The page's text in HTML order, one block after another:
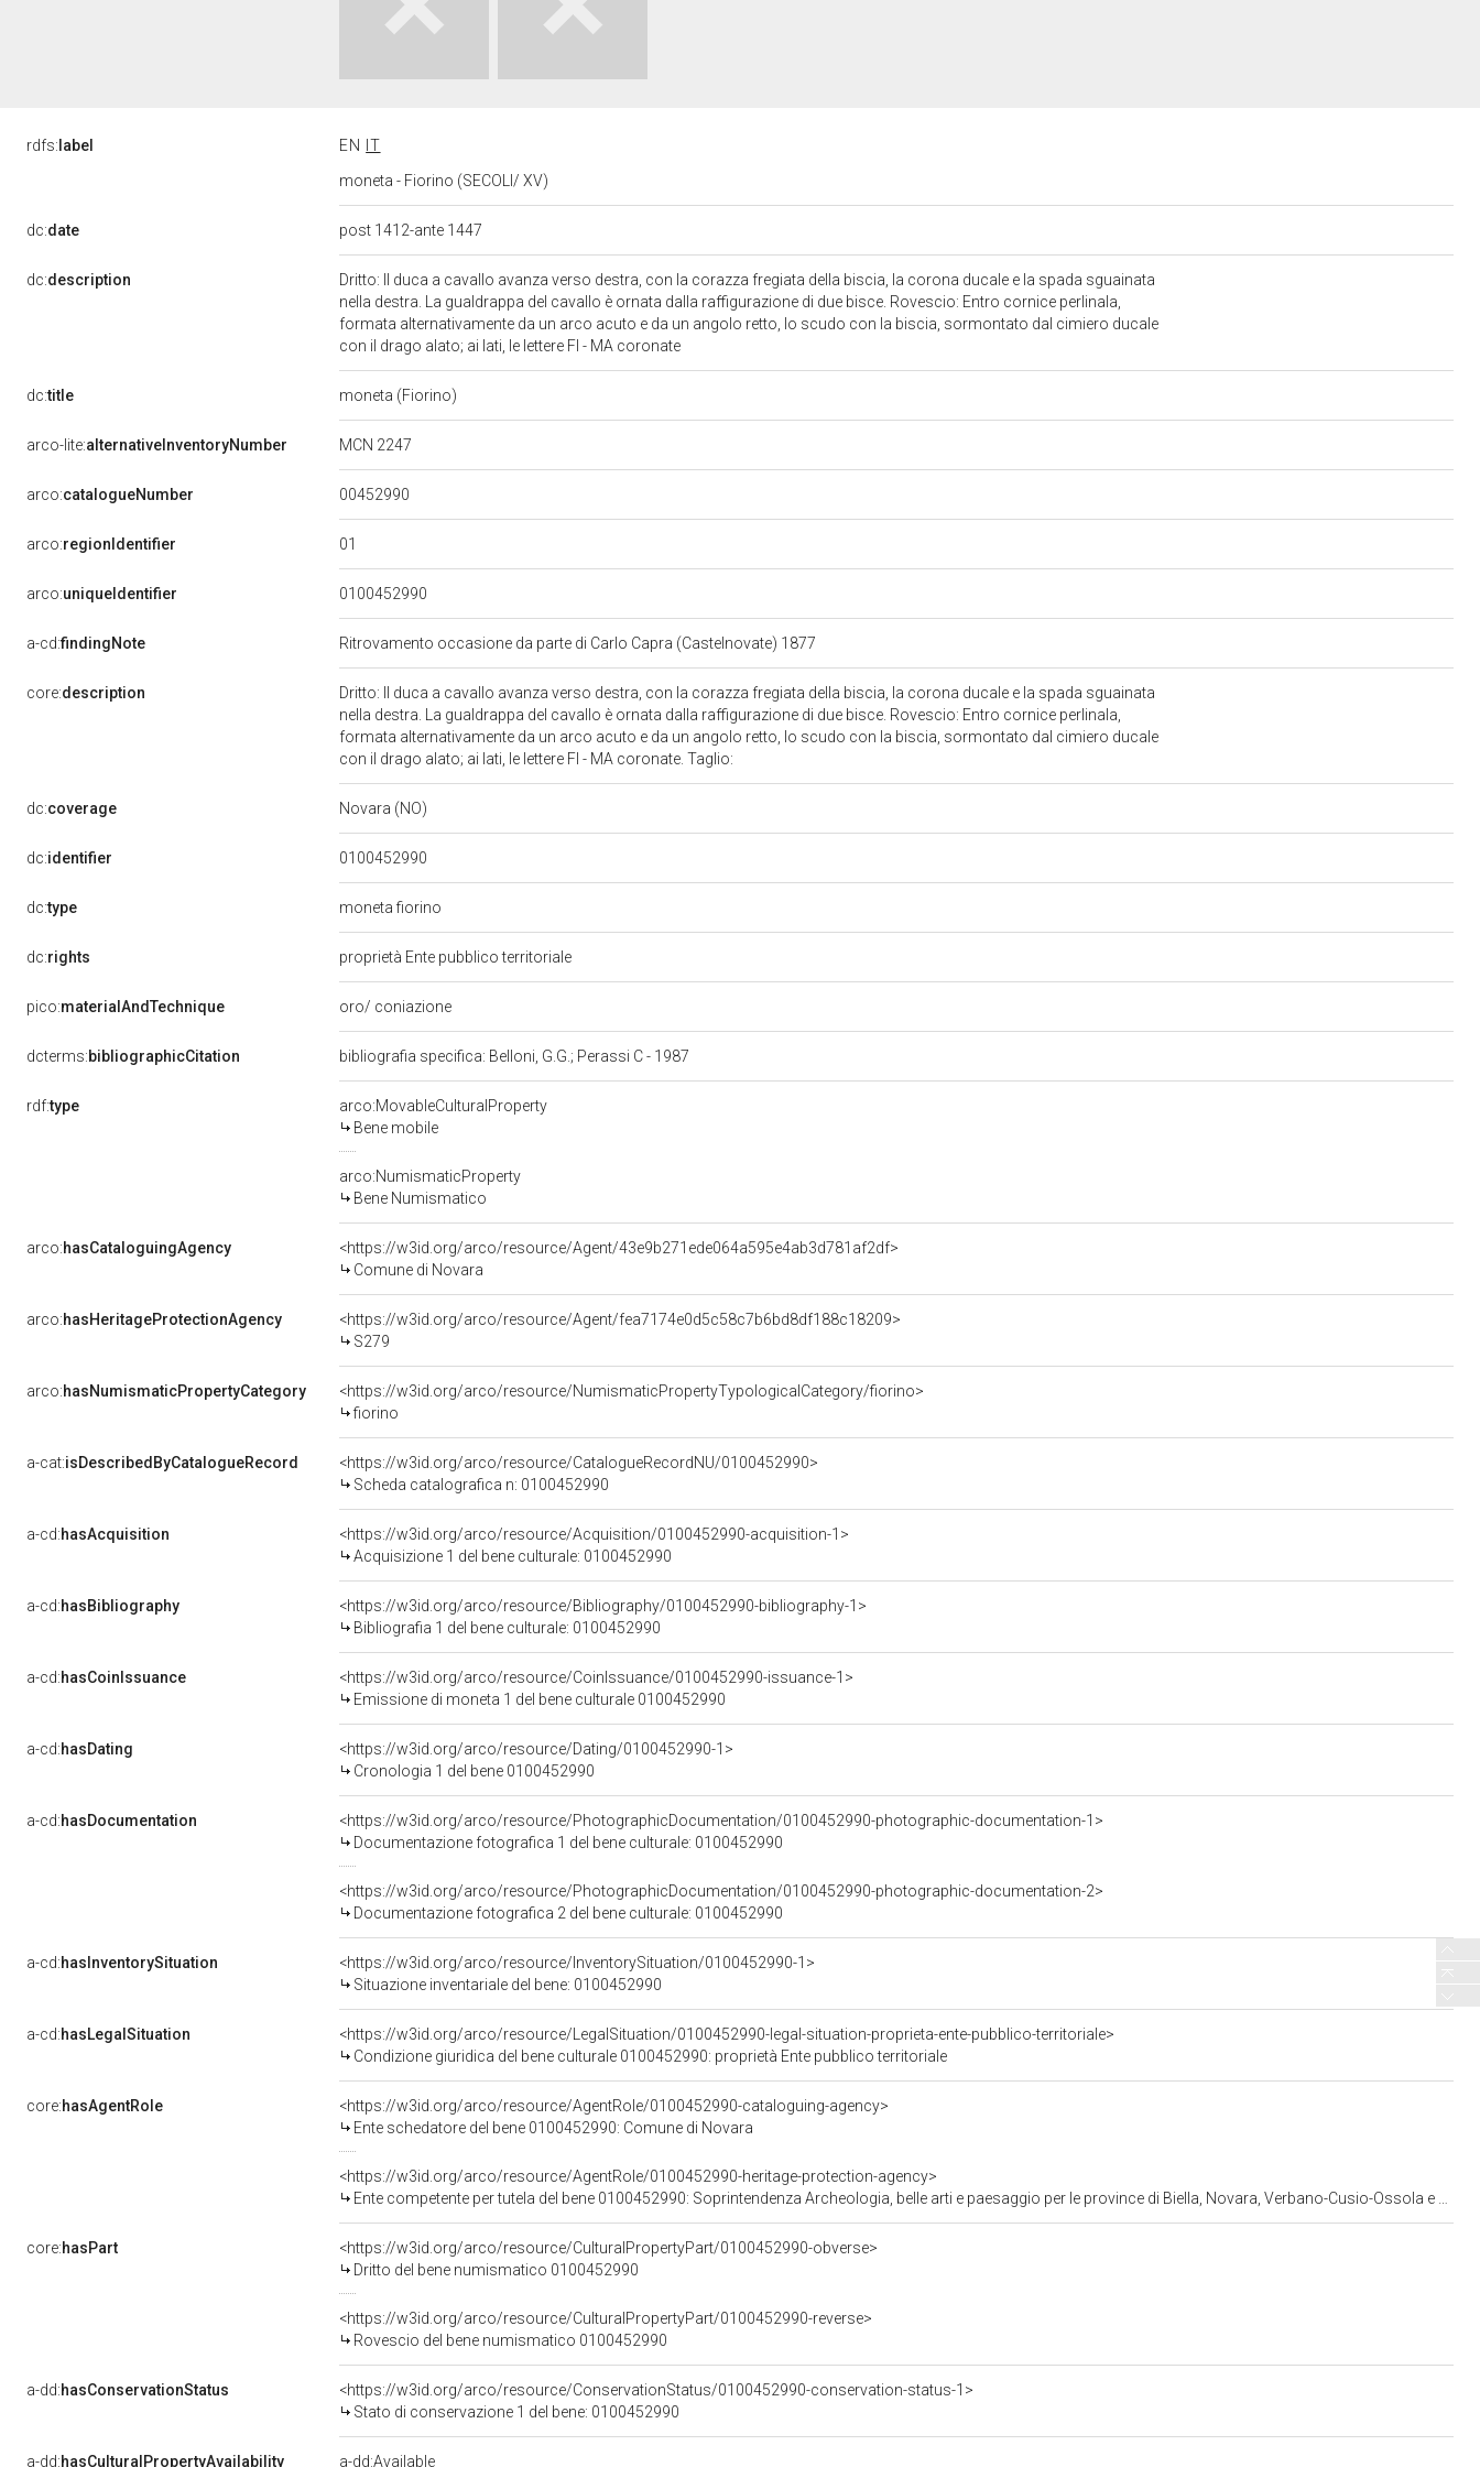
rdfs: label EN
IT
moneta - Fiorino (SECOLI/ XV)
dc:date post 1412-ante 1447
dc:description
Dritto: Il duca a cavallo avanza verso destra, con la corazza fregiata della biscia, la corona ducale e la spada sguainata
nella destra. La gualdrappa del cavallo è ornata dalla raffigurazione di due bisce. Rovescio: Entro cornice perlinala,
formata alternativamente da un arco acuto e da un angolo retto, lo scudo con la biscia, sormontato dal cimiero ducale
con il drago alato; ai lati, le lettere FI - MA coronate
dc:title moneta (Fiorino)
arco-lite:alternativeInventoryNumber MCN 2247
arco:catalogueNumber 00452990
arco:regionIdentifier 01
arco:uniqueIdentifier 0100452990
a-cd:findingNote Ritrovamento occasione da parte di Carlo Capra (Castelnovate) 1877
core:description
Dritto: Il duca a cavallo avanza verso destra, con la corazza fregiata della biscia, la corona ducale e la spada sguainata
nella destra. La gualdrappa del cavallo è ornata dalla raffigurazione di due bisce. Rovescio: Entro cornice perlinala,
formata alternativamente da un arco acuto e da un angolo retto, lo scudo con la biscia, sormontato dal cimiero ducale
con il drago alato; ai lati, le lettere FI - MA coronate. Taglio:
dc:coverage Novara (NO)
dc:identifier 0100452990
dc:type moneta fiorino
dc:rights proprietà Ente pubblico territoriale
pico:materialAndTechnique oro/ coniazione
dcterms:bibliographicCitation bibliografia specifica: Belloni, G.G.; Perassi C - 1987
rdf:type
arco:MovableCulturalProperty
Bene mobile
arco:NumismaticProperty
Bene Numismatico
arco:hasCataloguingAgency
<https://w3id.org/arco/resource/Agent/43e9b271ede064a595e4ab3d781af2df>
Comune di Novara
arco:hasHeritageProtectionAgency
<https://w3id.org/arco/resource/Agent/fea7174e0d5c58c7b6bd8df188c18209>
S279
arco:hasNumismaticPropertyCategory
<https://w3id.org/arco/resource/NumismaticPropertyTypologicalCategory/fiorino>
fiorino
a-cat:isDescribedByCatalogueRecord
<https://w3id.org/arco/resource/CatalogueRecordNU/0100452990>
Scheda catalografica n: 0100452990
a-cd:hasAcquisition
<https://w3id.org/arco/resource/Acquisition/0100452990-acquisition-1>
Acquisizione 1 del bene culturale: 0100452990
a-cd:hasBibliography
<https://w3id.org/arco/resource/Bibliography/0100452990-bibliography-1>
Bibliografia 1 del bene culturale: 0100452990
a-cd:hasCoinIssuance
<https://w3id.org/arco/resource/CoinIssuance/0100452990-issuance-1>
Emissione di moneta 1 del bene culturale 0100452990
a-cd:hasDating
<https://w3id.org/arco/resource/Dating/0100452990-1>
Cronologia 1 del bene 0100452990
a-cd:hasDocumentation
<https://w3id.org/arco/resource/PhotographicDocumentation/0100452990-photographic-documentation-1>
Documentazione fotografica 1 del bene culturale: 0100452990
<https://w3id.org/arco/resource/PhotographicDocumentation/0100452990-photographic-documentation-2>
Documentazione fotografica 2 del bene culturale: 0100452990
a-cd:hasInventorySituation
<https://w3id.org/arco/resource/InventorySituation/0100452990-1>
Situazione inventariale del bene: 0100452990
a-cd:hasLegalSituation
<https://w3id.org/arco/resource/LegalSituation/0100452990-legal-situation-proprieta-ente-pubblico-territoriale>
Condizione giuridica del bene culturale 0100452990: proprietà Ente pubblico territoriale
core:hasAgentRole
<https://w3id.org/arco/resource/AgentRole/0100452990-cataloguing-agency>
Ente schedatore del bene 0100452990: Comune di Novara
<https://w3id.org/arco/resource/AgentRole/0100452990-heritage-protection-agency>
Ente competente per tutela del bene 0100452990: Soprintendenza Archeologia, belle arti e paesaggio per le province di Biella, Novara, Verbano-Cusio-Ossola e Vercelli
core:hasPart
<https://w3id.org/arco/resource/CulturalPropertyPart/0100452990-obverse>
Dritto del bene numismatico 0100452990
<https://w3id.org/arco/resource/CulturalPropertyPart/0100452990-reverse>
Rovescio del bene numismatico 0100452990
a-dd:hasConservationStatus
<https://w3id.org/arco/resource/ConservationStatus/0100452990-conservation-status-1>
Stato di conservazione 1 del bene: 0100452990
a-dd:hasCulturalPropertyAvailability a-dd:Available